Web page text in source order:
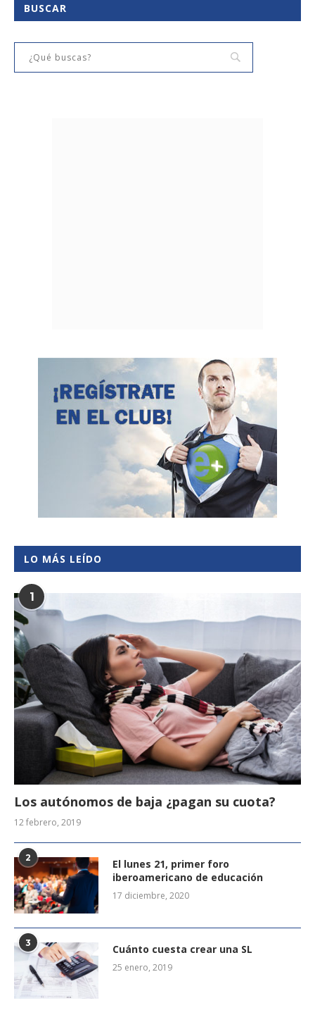
BUSCAR
LO MÁS LEÍDO
1
Los autónomos de baja ¿pagan su cuota?
12 febrero, 2019
2
El lunes 21, primer foro
iberoamericano de educación
17 diciembre, 2020
3 Cuánto cuesta crear una SL
25 enero, 2019